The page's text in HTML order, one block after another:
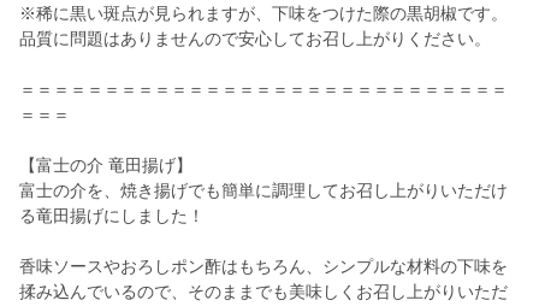
※稀に黒い斑点が見られますが、下味をつけた際の黒胡椒です。
品質に問題はありませんので安心してお召し上がりください。
＝＝＝＝＝＝＝＝＝＝＝＝＝＝＝＝＝＝＝＝＝＝＝＝＝＝＝＝＝
＝＝＝
【富士の介 竜田揚げ】
富士の介を、焼き揚げでも簡単に調理してお召し上がりいただけ
る竜田揚げにしました！
香味ソースやおろしポン酢はもちろん、シンプルな材料の下味を
揉み込んでいるので、そのままでも美味しくお召し上がりいただ